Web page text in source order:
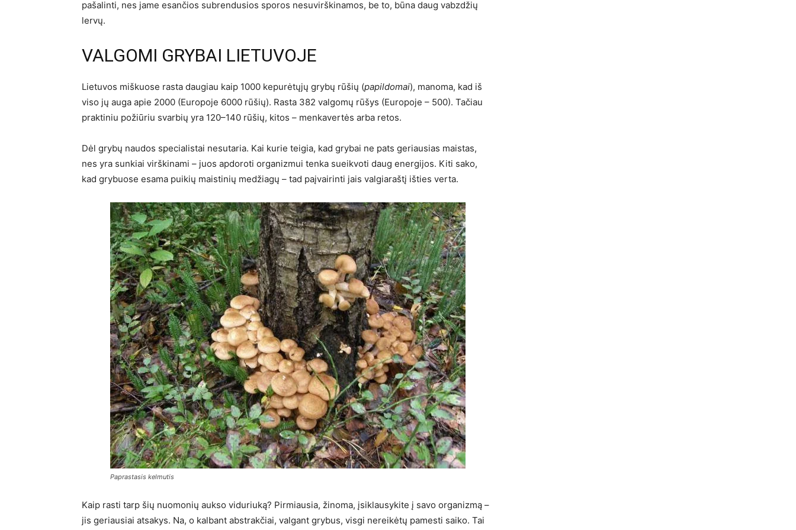
pašalinti, nes jame esančios subrendusios sporos nesuvirškinamos, be to, būna daug vabzdžių
lervų.
VALGOMI GRYBAI LIETUVOJE
Lietuvos miškuose rasta daugiau kaip 1000 kepurėtųjų grybų rūšių (papildomai), manoma, kad iš
viso jų auga apie 2000 (Europoje 6000 rūšių). Rasta 382 valgomų rūšys (Europoje – 500). Tačiau
praktiniu požiūriu svarbių yra 120–140 rūšių, kitos – menkavertės arba retos.
Dėl grybų naudos specialistai nesutaria. Kai kurie teigia, kad grybai ne pats geriausias maistas,
nes yra sunkiai virškinami – juos apdoroti organizmui tenka sueikvoti daug energijos. Kiti sako,
kad grybuose esama puikių maistinių medžiagų – tad paįvairinti jais valgiaraštį išties verta.
Paprastasis kelmutis
Kaip rasti tarp šių nuomonių aukso viduriuką? Pirmiausia, žinoma, įsiklausykite į savo organizmą –
jis geriausiai atsakys. Na, o kalbant abstrakčiai, valgant grybus, visgi nereikėtų pamesti saiko. Tai